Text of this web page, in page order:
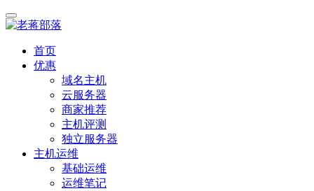
首页
优惠
域名主机
云服务器
商家推荐
主机评测
独立服务器
主机运维
基础运维
运维笔记